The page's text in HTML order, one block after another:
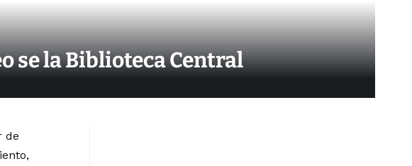
se la Biblioteca Central
de